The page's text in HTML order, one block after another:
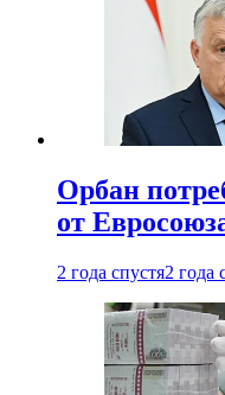
Орбан
от
2 года спустя2 года